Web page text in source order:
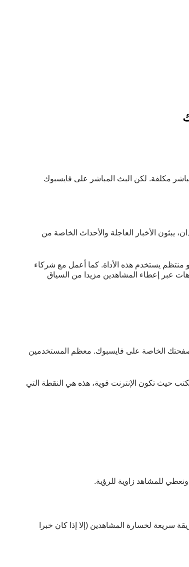
مكلفة. لكن البث المباشر على فايسبوك
يبثون الأخبار العاجلة والأحداث الخاصة من
منتظم يستخدم هذه الأداة. كما أعمل مع شركاء
عبر إعطاء المشاهدين مزيدا من السياق
صفحتك الخاصة على فايسبوك. معظم المستخدمين
حيث تكون الإنترنت قوية، هذه هي النقطة التي
للمشاهد زاوية للرؤية.
سريعة لخسارة المشاهدين (إلا إذا كان خبرا